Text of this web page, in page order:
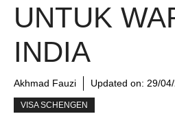
UNTUK
INDIA
Akhmad Fauzi Updated on: 29/
VISA SCHENGEN